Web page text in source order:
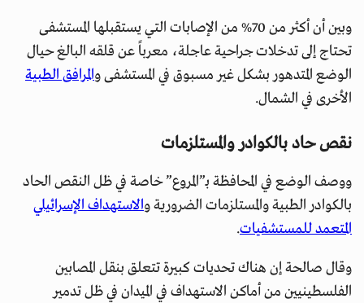
وبين أن أكثر من 70% من الإصابات التي يستقبلها المستشفى
تحتاج إلى تدخلات جراحية عاجلة، معرباً عن قلقه البالغ حيال
الوضع المتدهور بشكل غير مسبوق في المستشفى والمرافق الطبية
الأخرى في الشمال.
نقص حاد بالكوادر والمستلزمات
ووصف الوضع في المحافظة بـ”المروع” خاصة في ظل النقص الحاد
بالكوادر الطبية والمستلزمات الضرورية والاستهداف الإسرائيلي
المتعمد للمستشفيات.
وقال صالحة إن هناك تحديات كبيرة تتعلق بنقل المصابين
الفلسطينيين من أماكن الاستهداف في الميدان في ظل تدمير